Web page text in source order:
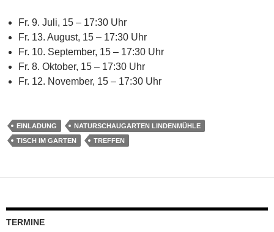
Fr. 9. Juli, 15 – 17:30 Uhr
Fr. 13. August, 15 – 17:30 Uhr
Fr. 10. September, 15 – 17:30 Uhr
Fr. 8. Oktober, 15 – 17:30 Uhr
Fr. 12. November, 15 – 17:30 Uhr
EINLADUNG
NATURSCHAUGARTEN LINDENMÜHLE
TISCH IM GARTEN
TREFFEN
TERMINE